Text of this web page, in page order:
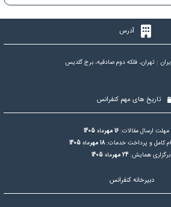
آدرس
: تهران، فلکه دوم صادقیه، برج گلدیس
تاریخ های مهم کنفرانس
مهلت ارسال مقالات:16 مهر ماه1405
کامل و پرداخت خدمات:18 مهر ماه1405
برگزاری همایش:24 مهر ماه1405
دبیرخانه کنفرانس